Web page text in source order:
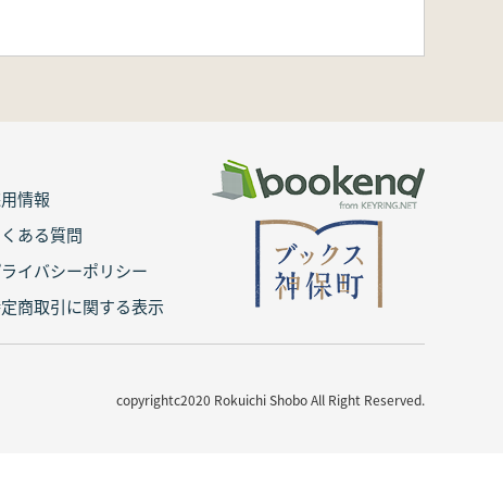
情報
ある質問
イバシーポリシー
商取引に関する表示
copyrightc2020 Rokuichi Shobo All Right Reserved.